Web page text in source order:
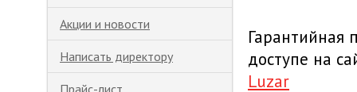
Акции и новости
Написать директору
Прайс-лист
Гарантийная
доступе на
Luzar